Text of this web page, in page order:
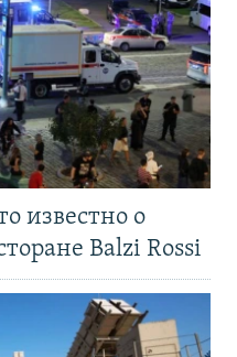
известно о
Balzi Rossi